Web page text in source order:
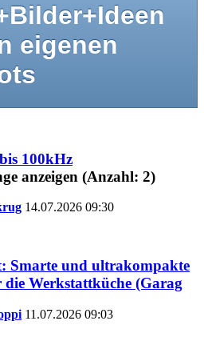
eigenen
100kHz
14.07.2026 09:30
Smarte und ultrakompakte
Werkstattküche (Garag
11.07.2026 09:03